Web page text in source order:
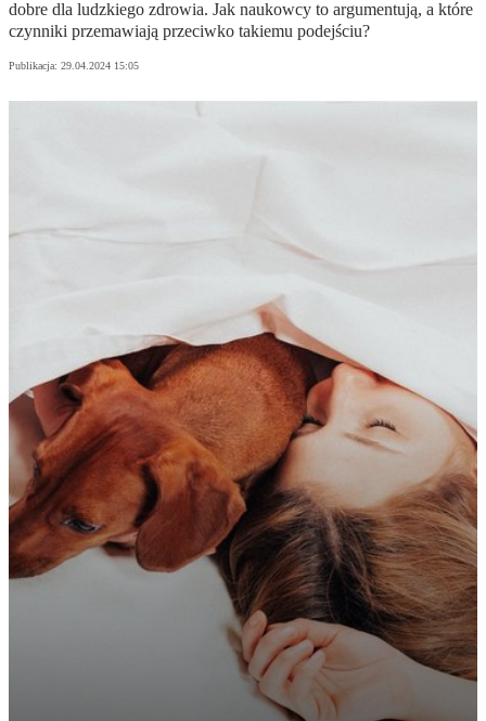
dobre dla ludzkiego zdrowia. Jak naukowcy to argumentują, a które
czynniki przemawiają przeciwko takiemu podejściu?
Publikacja: 29.04.2024 15:05